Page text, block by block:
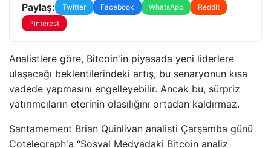
Paylaş: Twitter Facebook WhatsApp
Reddit
Pinterest
Analistlere göre, Bitcoin'in piyasada yeni liderlere
ulaşacağı beklentilerindeki artış, bu senaryonun kısa
vadede yapmasını engelleyebilir. Ancak bu, sürpriz
yatırımcıların eterinin olasılığını ortadan kaldırmaz.
Santamement Brian Quinlivan analisti Çarşamba günü
Cotelegraph'a “Sosyal Medyadaki Bitcoin analiz